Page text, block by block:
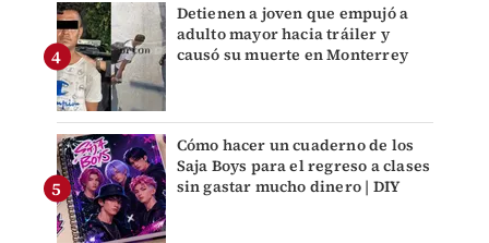
Detienen a joven que empujó a
adulto mayor hacia tráiler y
causó su muerte en Monterrey
Cómo hacer un cuaderno de los
Saja Boys para el regreso a clases
sin gastar mucho dinero | DIY